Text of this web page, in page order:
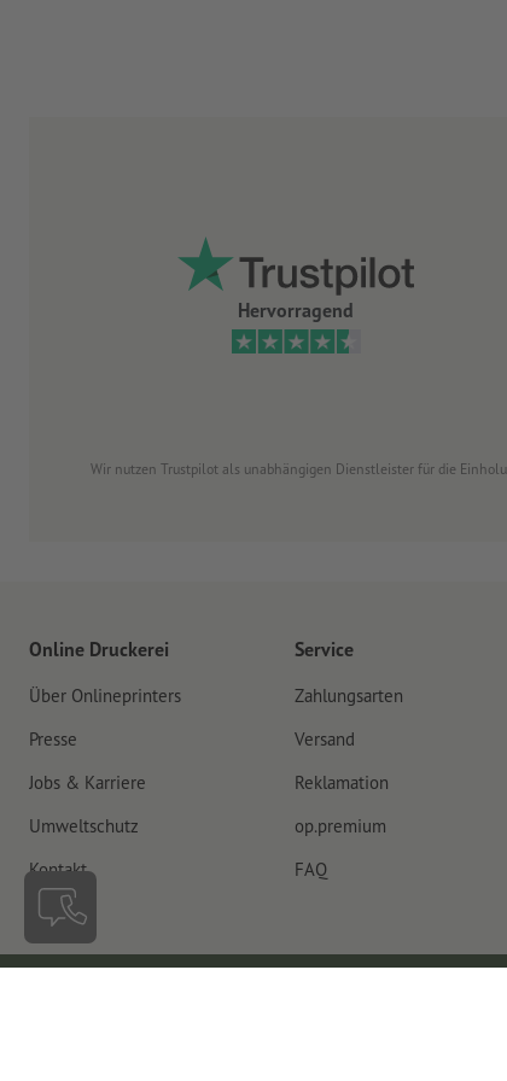
Hervorragend
Wir nutzen Trustpilot als unabhängigen Dienstleister für die
Online Druckerei
Über Onlineprinters
Presse
Jobs & Karriere
Umweltschutz
Kontakt
Service
Zahlungsarten
Versand
Reklamation
op.premium
FAQ